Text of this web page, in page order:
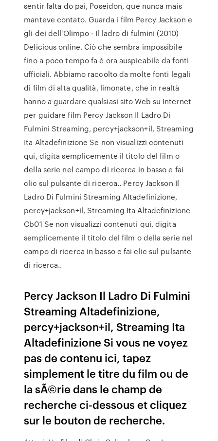
sentir falta do pai, Poseidon, que nunca mais
manteve contato. Guarda i film Percy Jackson e
gli dei dell'Olimpo - Il ladro di fulmini (2010)
Delicious online. Ciò che sembra impossibile
fino a poco tempo fa è ora auspicabile da fonti
ufficiali. Abbiamo raccolto da molte fonti legali
di film di alta qualità, limonate, che in realtà
hanno a guardare qualsiasi sito Web su Internet
per guidare film Percy Jackson Il Ladro Di
Fulmini Streaming, percy+jackson+il, Streaming
Ita Altadefinizione Se non visualizzi contenuti
qui, digita semplicemente il titolo del film o
della serie nel campo di ricerca in basso e fai
clic sul pulsante di ricerca.. Percy Jackson Il
Ladro Di Fulmini Streaming Altadefinizione,
percy+jackson+il, Streaming Ita Altadefinizione
Cb01 Se non visualizzi contenuti qui, digita
semplicemente il titolo del film o della serie nel
campo di ricerca in basso e fai clic sul pulsante
di ricerca..
Percy Jackson Il Ladro Di Fulmini
Streaming Altadefinizione,
percy+jackson+il, Streaming Ita
Altadefinizione Si vous ne voyez
pas de contenu ici, tapez
simplement le titre du film ou de
la sÃ©rie dans le champ de
recherche ci-dessous et cliquez
sur le bouton de recherche.